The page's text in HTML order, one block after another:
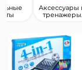
Аксессуары
тренажеры
игр